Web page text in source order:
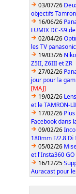
03/07/26
objectifs Tamron
16/06/26
LUMIX DC-S9
02/04/26
les TV panasonic
19/03/26
Z5II, Z6III et ZR
27/02/26
jour pour la
[MAJ]
19/02/26
et le TAMRON-
17/02/26
Facebook dans
09/02/26
180mm F/2.8 Di
05/02/26
et l'Insta360
16/12/25
Auracast pour